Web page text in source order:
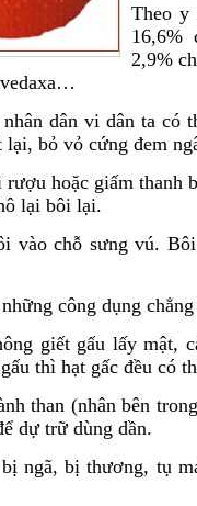
Theo y
16,6%
2,9%
dân vi dân ta
bỏ vỏ cứng đem
hoặc giấm
lại bôi lại.
vào chỗ sưng vú.
công dụng
giết gấu lấy mật,
thì hạt gấc đều có
than (nhân bên
dự trữ dùng dần.
ngã, bị thương, tụ